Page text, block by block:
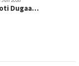
Dugaa…